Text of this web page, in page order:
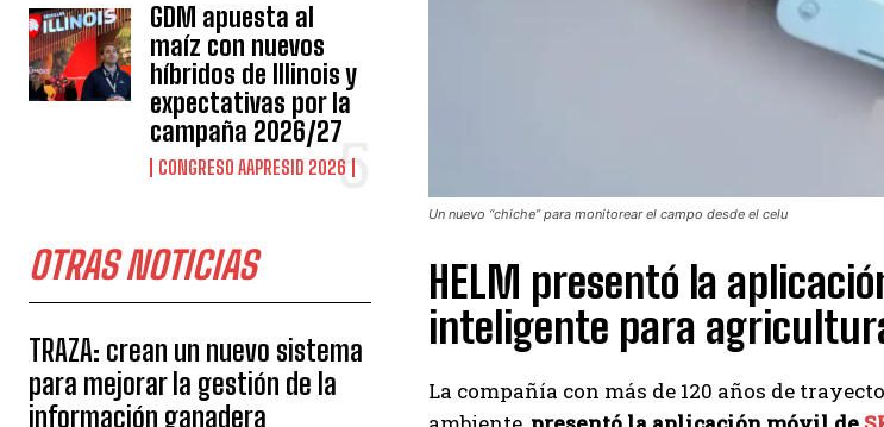
GDM apuesta al
maíz con nuevos
híbridos de Illinois y
expectativas por la
campaña 2026/27
CONGRESO AAPRESID 2026
OTRAS NOTICIAS
TRAZA: crean un nuevo sistema
para mejorar la gestión de la
información ganadera
Un nuevo “chiche” para monitorear el campo desde el celu
HELM presentó la
inteligente para
La compañía con más de 120 años de